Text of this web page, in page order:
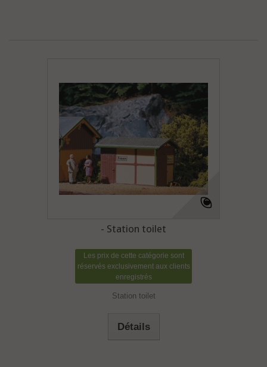
- Station toilet
Les prix de cette catégorie sont
réservés exclusivement aux clients
enregistrés
Station toilet
Détails